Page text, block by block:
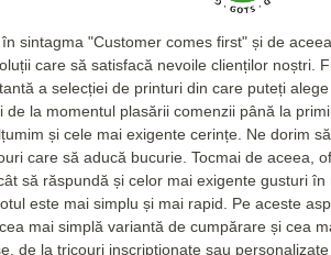
sintagma "Customer comes first" și de
care să satisfacă nevoile clienților noștri.
a selecției de printuri din care puteți
de la momentul plasării comenzii până la
și cele mai exigente cerințe. Ne dorim
care să aducă bucurie. Tocmai de aceea,
să răspundă și celor mai exigente gusturi în
este mai simplu și mai rapid. Pe aceste
mai simplă variantă de cumpărare și cea
de la tricouri inscripționate sau